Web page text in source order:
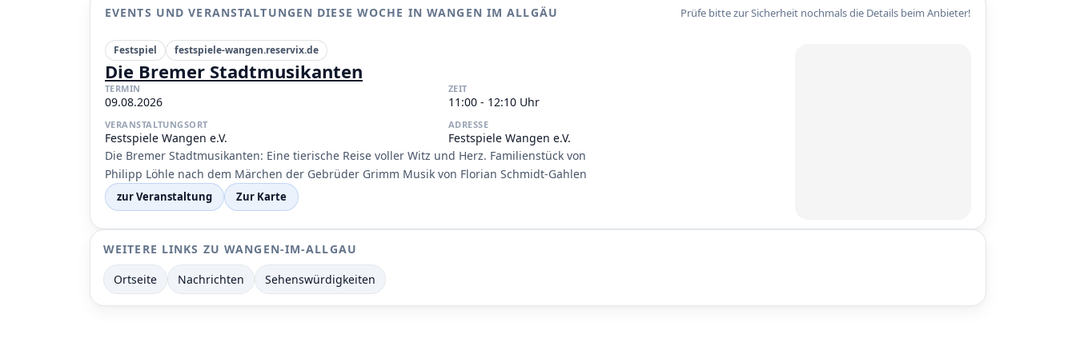
EVENTS UND VERANSTALTUNGEN DIESE WOCHE IN WANGEN IM ALLGÄU Prüfe bitte zur Sicherheit nochmals die Details beim Anbieter!
Festspiel festspiele-wangen.reservix.de
Die Bremer Stadtmusikanten
TERMIN
09.08.2026
ZEIT
11:00 - 12:10 Uhr
VERANSTALTUNGSORT
Festspiele Wangen e.V.
ADRESSE
Festspiele Wangen e.V.
Die Bremer Stadtmusikanten: Eine tierische Reise voller Witz und Herz. Familienstück von
Philipp Löhle nach dem Märchen der Gebrüder Grimm Musik von Florian Schmidt-Gahlen
zur Veranstaltung Zur Karte
WEITERE LINKS ZU WANGEN-IM-ALLGAU
Ortseite
Nachrichten Sehenswürdigkeiten